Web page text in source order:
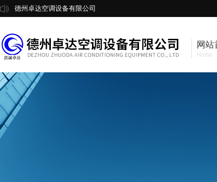
德州卓达空调设备有限公司
网站
Home